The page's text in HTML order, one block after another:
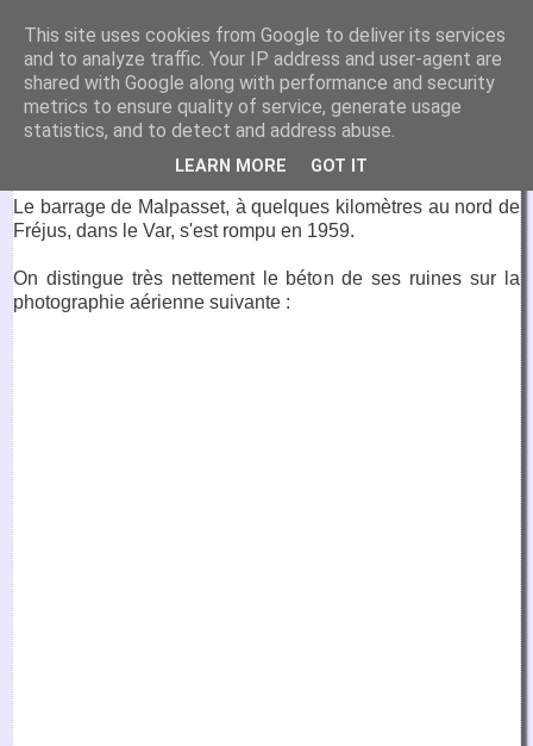
VirtuaFrance
Visitez la France depuis votre fauteuil.
20 janvier 2020
Barrage de Malpasset
Le barrage de Malpasset, à quelques kilomètres au nord de
Fréjus, dans le Var, s'est rompu en 1959.
On distingue très nettement le béton de ses ruines sur la
photographie aérienne suivante :
This site uses cookies from Google to deliver its services
and to analyze traffic. Your IP address and user-agent are
shared with Google along with performance and security
metrics to ensure quality of service, generate usage
statistics, and to detect and address abuse.
LEARN MORE GOT IT